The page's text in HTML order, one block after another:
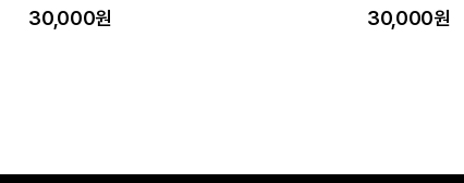
30,000원 30,000원